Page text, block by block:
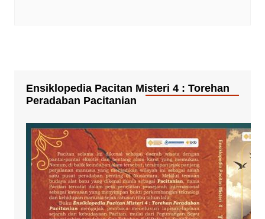
Ensiklopedia Pacitan Misteri 4 : Torehan
Peradaban Pacitanian